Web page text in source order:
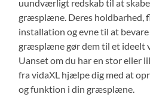
uundværligt redskab til at
græsplæne. Deres holdbarhed,
installation og evne til at
græsplæne gør dem til et ideelt
Uanset om du har en stor eller
fra vidaXL hjælpe dig med at
og funktion i din græsplæne.